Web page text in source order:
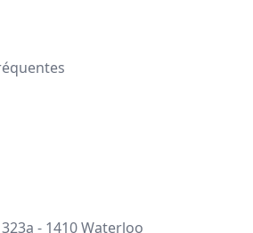
- 1410 Waterloo